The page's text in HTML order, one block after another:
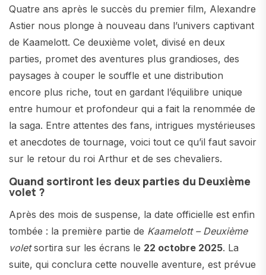
Quatre ans après le succès du premier film, Alexandre
Astier nous plonge à nouveau dans l’univers captivant
de Kaamelott. Ce deuxième volet, divisé en deux
parties, promet des aventures plus grandioses, des
paysages à couper le souffle et une distribution
encore plus riche, tout en gardant l’équilibre unique
entre humour et profondeur qui a fait la renommée de
la saga. Entre attentes des fans, intrigues mystérieuses
et anecdotes de tournage, voici tout ce qu’il faut savoir
sur le retour du roi Arthur et de ses chevaliers.
Quand sortiront les deux parties du Deuxième
volet ?
Après des mois de suspense, la date officielle est enfin
tombée : la première partie de Kaamelott – Deuxième
voletsortira sur les écrans le 22 octobre 2025. La
suite, qui conclura cette nouvelle aventure, est prévue